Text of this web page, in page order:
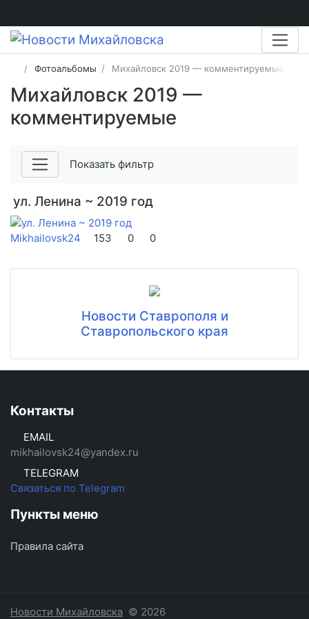
Фотоальбомы Михайловск 2019 — комментируемые
Михайловск 2019 —
комментируемые
Показать фильтр
ул. Ленина ~ 2019 год
Mikhailovsk24 153 0 0
Новости Ставрополя и
Ставропольского края
Контакты
EMAIL
mikhailovsk24@yandex.ru
TELEGRAM
Связаться по Telegram
Пункты меню
Правила сайта
Новости Михайловска © 2026